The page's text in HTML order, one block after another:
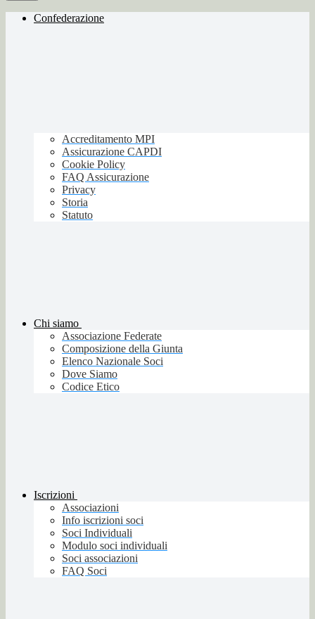
Confederazione
Accreditamento MPI
Assicurazione CAPDI
Cookie Policy
FAQ Assicurazione
Privacy
Storia
Statuto
Chi siamo
Associazione Federate
Composizione della Giunta
Elenco Nazionale Soci
Dove Siamo
Codice Etico
Iscrizioni
Associazioni
Info iscrizioni soci
Soci Individuali
Modulo soci individuali
Soci associazioni
FAQ Soci